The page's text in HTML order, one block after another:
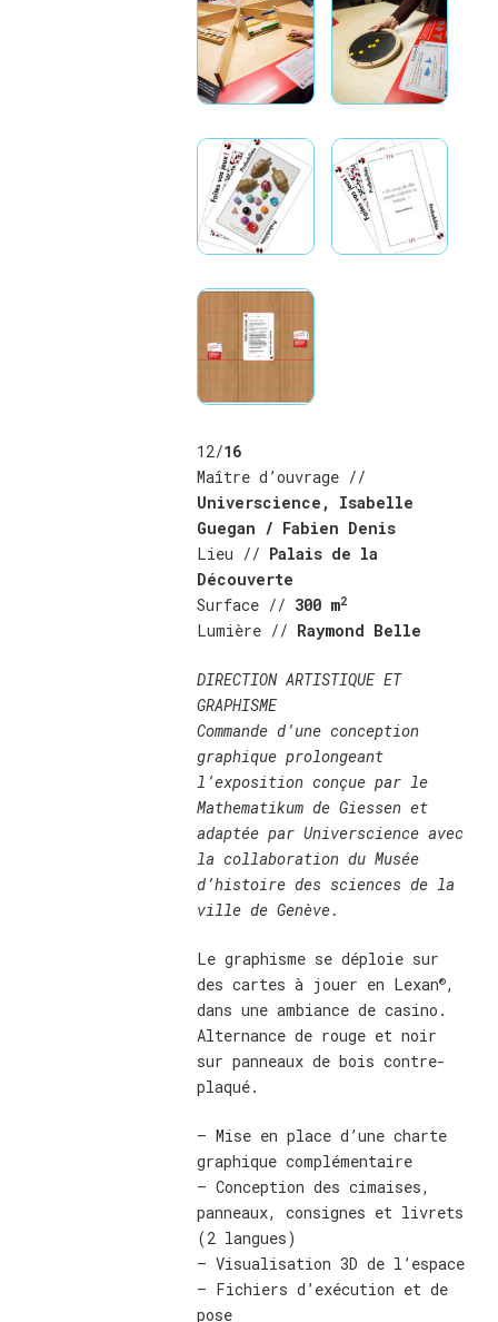
12/16
Maître d’ouvrage //
Universcience, Isabelle
Guegan / Fabien Denis
Lieu // Palais de la
Découverte
Surface // 300 m2
Lumière // Raymond Belle
DIRECTION ARTISTIQUE ET
GRAPHISME
Commande d’une conception
graphique prolongeant
l’exposition conçue par le
Mathematikum de Giessen et
adaptée par Universcience avec
la collaboration du Musée
d’histoire des sciences de la
ville de Genève.
Le graphisme se déploie sur
des cartes à jouer en Lexan®,
dans une ambiance de casino.
Alternance de rouge et noir
sur panneaux de bois contre-
plaqué.
– Mise en place d’une charte
graphique complémentaire
– Conception des cimaises,
panneaux, consignes et livrets
(2 langues)
– Visualisation 3D de l’espace
– Fichiers d’exécution et de
pose